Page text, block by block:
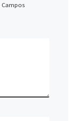
Campos